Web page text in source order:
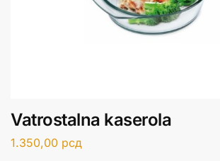
Vatrostalna kaserola
1.350,00 рсд